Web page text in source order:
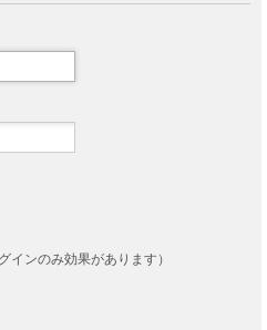
インのみ効果があります）